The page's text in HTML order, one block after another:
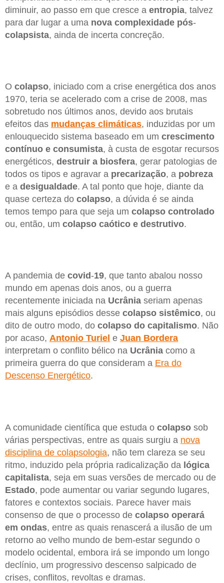
diminuir, ao passo em que cresce a entropia, talvez
para dar lugar a uma nova complexidade pós-
colapsista, ainda de incerta concreção.
O colapso, iniciado com a crise energética dos anos
1970, teria se acelerado com a crise de 2008, mas
sobretudo nos últimos anos, devido aos brutais
efeitos das mudanças climáticas, induzidas por um
enlouquecido sistema baseado em um crescimento
contínuo e consumista, à custa de esgotar recursos
energéticos, destruir a biosfera, gerar patologias de
todos os tipos e agravar a precarização, a pobreza
e a desigualdade. A tal ponto que hoje, diante da
quase certeza do colapso, a dúvida é se ainda
temos tempo para que seja um colapso controlado
ou, então, um colapso caótico e destrutivo.
A pandemia de covid-19, que tanto abalou nosso
mundo em apenas dois anos, ou a guerra
recentemente iniciada na Ucrânia seriam apenas
mais alguns episódios desse colapso sistêmico, ou
dito de outro modo, do colapso do capitalismo. Não
por acaso, Antonio Turiel e Juan Bordera
interpretam o conflito bélico na Ucrânia como a
primeira guerra do que consideram a Era do
Descenso Energético.
A comunidade científica que estuda o colapso sob
várias perspectivas, entre as quais surgiu a nova
disciplina de colapsologia, não tem clareza se seu
ritmo, induzido pela própria radicalização da lógica
capitalista, seja em suas versões de mercado ou de
Estado, pode aumentar ou variar segundo lugares,
fatores e contextos sociais. Parece haver mais
consenso de que o processo de colapso operará
em ondas, entre as quais renascerá a ilusão de um
retorno ao velho mundo de bem-estar segundo o
modelo ocidental, embora irá se impondo um longo
declínio, um progressivo descenso salpicado de
crises, conflitos, revoltas e dramas.